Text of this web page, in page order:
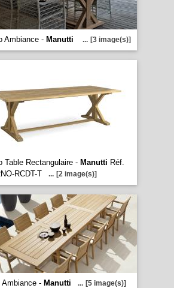
Ambiance - Manutti ... [3 image(s)]
Table Rectangulaire - Manutti Réf.
RCDT-T
... [2 image(s)]
Ambiance - Manutti ... [5 image(s)]